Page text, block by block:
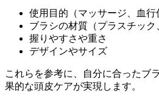
使用目的（マッサージ、血行
ブラシの材質（プラスチック
握りやすさや重さ
デザインやサイズ
これらを参考に、自分に合ったブ
果的な頭皮ケアが実現します。